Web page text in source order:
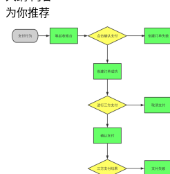
为你推荐